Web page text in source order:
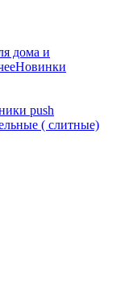
дома и
Новинки
push
( слитные)